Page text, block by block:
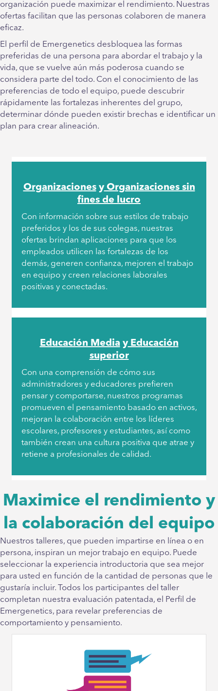
organización puede maximizar el rendimiento. Nuestras
ofertas facilitan que las personas colaboren de manera
eficaz.
El perfil de Emergenetics desbloquea las formas
preferidas de una persona para abordar el trabajo y la
vida, que se vuelve aún más poderosa cuando se
considera parte del todo. Con el conocimiento de las
preferencias de todo el equipo, puede descubrir
rápidamente las fortalezas inherentes del grupo,
determinar dónde pueden existir brechas e identificar un
plan para crear alineación.
OrganizacionesyOrganizaciones sin
fines de lucro
Con información sobre sus estilos de trabajo
preferidos y los de sus colegas, nuestras
ofertas brindan aplicaciones para que los
empleados utilicen las fortalezas de los
demás, generen confianza, mejoren el trabajo
en equipo y creen relaciones laborales
positivas y conectadas.
Educación MediayEducación
superior
Con una comprensión de cómo sus
administradores y educadores prefieren
pensar y comportarse, nuestros programas
promueven el pensamiento basado en activos,
mejoran la colaboración entre los líderes
escolares, profesores y estudiantes, así como
también crean una cultura positiva que atrae y
retiene a profesionales de calidad.
Maximice el rendimiento y
la colaboración del equipo
Nuestros talleres, que pueden impartirse en línea o en
persona, inspiran un mejor trabajo en equipo. Puede
seleccionar la experiencia introductoria que sea mejor
para usted en función de la cantidad de personas que le
gustaría incluir. Todos los participantes del taller
completan nuestra evaluación patentada, el Perfil de
Emergenetics, para revelar preferencias de
comportamiento y pensamiento.